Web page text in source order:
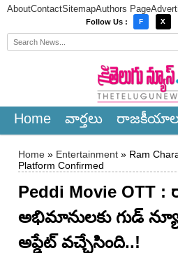
AboutContactSitemapAuthors Page
Follow Us : F X
Home వార్త‌లు
Home » Entertainment » Ram
Platform Confirmed
Peddi Movie OTT
అభిమానులకు గుడ్
అప్డేట్ వచ్చేసింది..!